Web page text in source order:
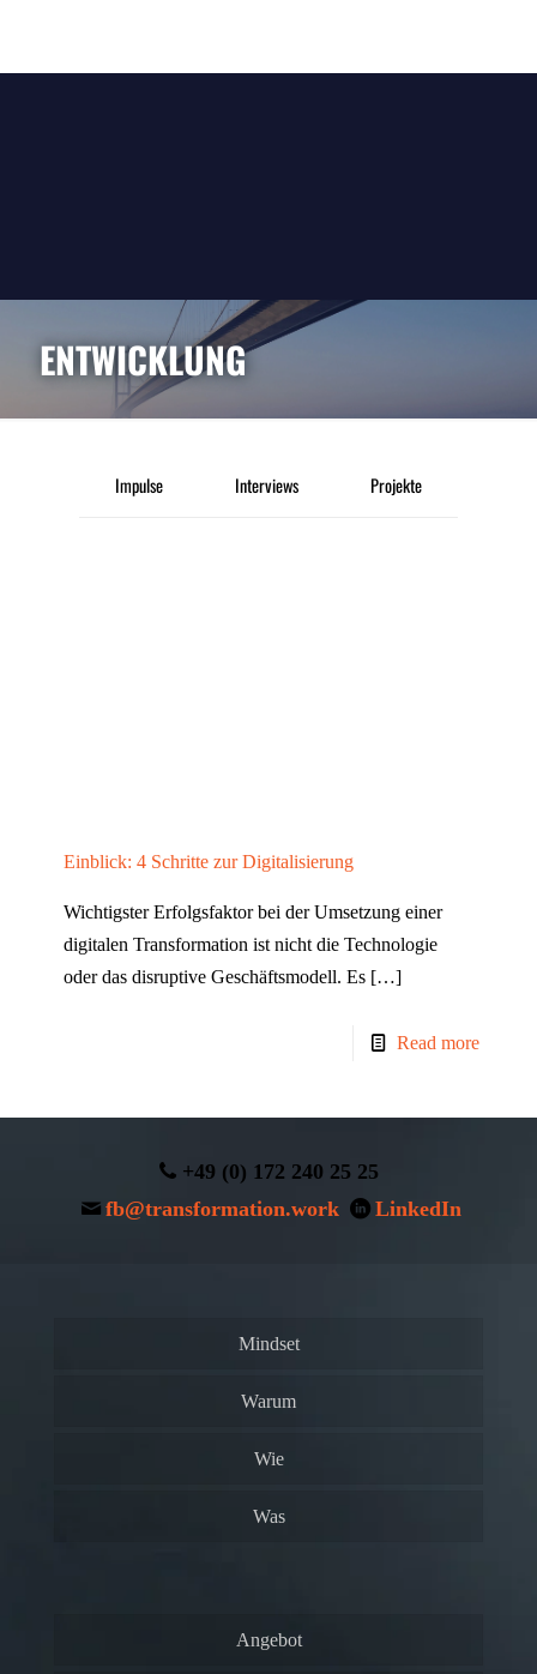
ENTWICKLUNG
Impulse Interviews Projekte
Einblick: 4 Schritte zur Digitalisierung
Wichtigster Erfolgsfaktor bei der Umsetzung einer
digitalen Transformation ist nicht die Technologie
oder das disruptive Geschäftsmodell. Es […]
Read more
+49 (0) 172 240 25 25
fb@transformation.work
LinkedIn
Mindset
Warum
Wie
Was
Angebot